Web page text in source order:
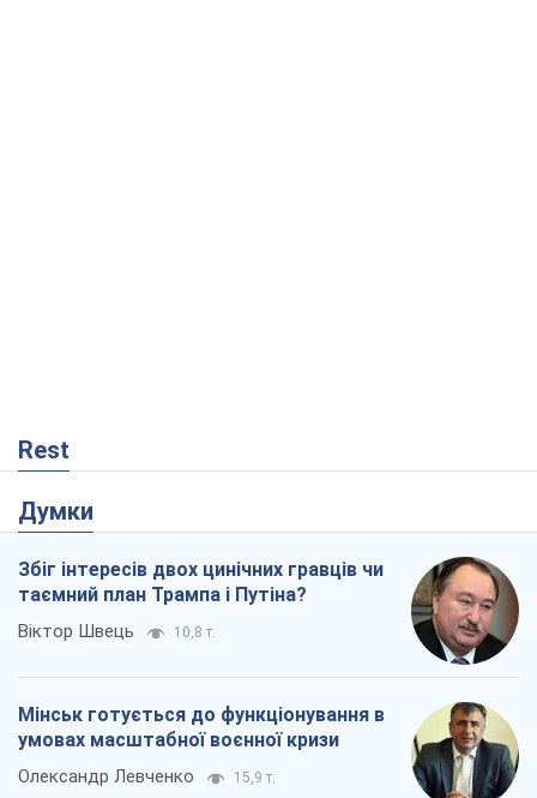
Rest
Думки
Збіг інтересів двох цинічних гравців чи
таємний план Трампа і Путіна?
Віктор Швець 10,8 т.
Мінськ готується до функціонування в
умовах масштабної воєнної кризи
Олександр Левченко 15,9 т.